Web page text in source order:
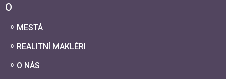
O
MESTÁ
REALITNÍ MAKLÉRI
O NÁS